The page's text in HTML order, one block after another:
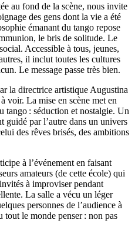
au fond de la scène, nous invite
des gens dont la vie a été
émanant du tango repose
le bris de solitude. Le
Accessible à tous, jeunes,
il inclut toutes les cultures
Le message passe très bien.
la directrice artistique Augustina
voir. La mise en scène met en
tango : séduction et nostalgie. Un
guidé par l’autre dans un univers
des rêves brisés, des ambitions
à l’événement en faisant
amateurs (de cette école) qui
à improviser pendant
La salle a vécu un léger
personnes de l’audience à
le monde penser : non pas